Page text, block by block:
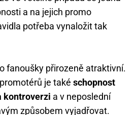
a na jejich promo
potřeba vynaložit tak
fanoušky přirozeně atraktivní.
je také schopnost
kontroverzi a v neposlední
způsobem vyjadřovat.